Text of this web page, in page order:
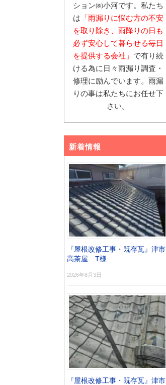
ション㈱小河です。私たち
は 「雨漏りに悩む方の不安
を取り除き、雨降りの日も
必ず安心して暮らせる毎日
を提供する会社」 で有り続
ける為に日々雨漏り調査・
修理に励んでいます。雨漏
りの事は私たちにお任せ下
さい。
新着情報
『屋根改修工事・既存瓦』津市
高茶屋 T様
2026年8月3日
『屋根改修工事・既存瓦』津市